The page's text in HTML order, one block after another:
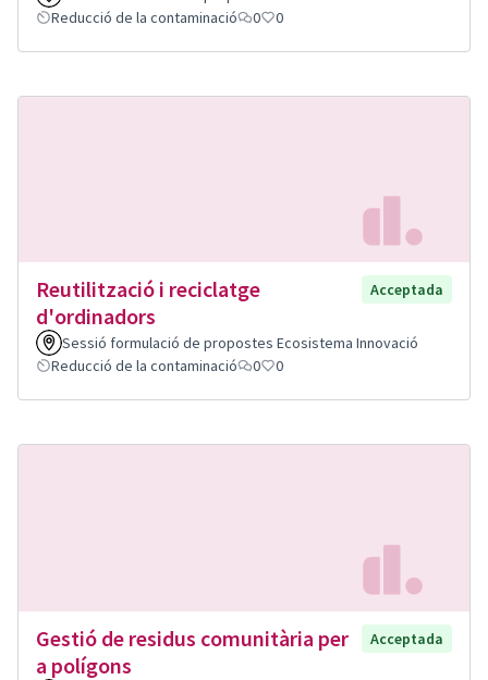
Reducció de la contaminació
0 0
Reutilització i reciclatge
d'ordinadors
Acceptada
Sessió formulació de propostes Ecosistema Innovació
Reducció de la contaminació
0 0
Gestió de residus comunitària per
a polígons
Acceptada